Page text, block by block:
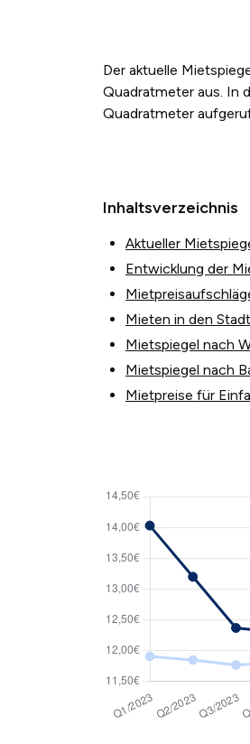
Der aktuelle
Quadratmeter aus. In
Quadratmeter
Inhaltsverzeichnis
Aktueller
Entwicklung der
Mieten in den
Mietspiegel nach
Mietspiegel nach
Mietpreise für